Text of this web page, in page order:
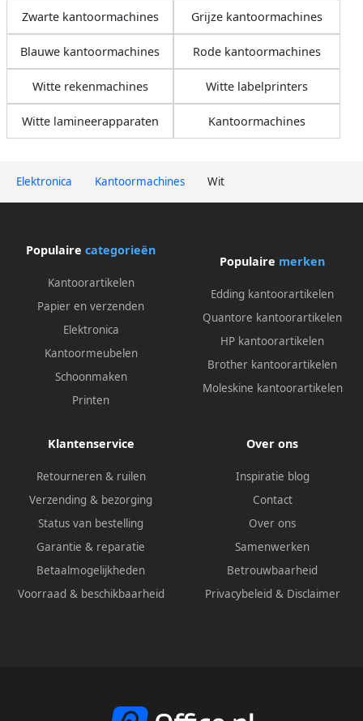
Elektronica Kantoormachines Wit
Zwarte kantoormachines Grijze kantoormachines
Blauwe kantoormachines Rode kantoormachines
Witte rekenmachines Witte labelprinters
Witte lamineerapparaten Kantoormachines
Populaire categorieën
Kantoorartikelen
Papier en verzenden
Elektronica
Kantoormeubelen
Schoonmaken
Printen
Populaire merken
Edding kantoorartikelen
Quantore kantoorartikelen
HP kantoorartikelen
Brother kantoorartikelen
Moleskine kantoorartikelen
Klantenservice
Retourneren & ruilen
Verzending & bezorging
Status van bestelling
Garantie & reparatie
Betaalmogelijkheden
Voorraad & beschikbaarheid
Over ons
Inspiratie blog
Contact
Over ons
Samenwerken
Betrouwbaarheid
Privacybeleid & Disclaimer